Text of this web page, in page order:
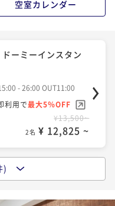
利用で
2名 ¥ 20,425 ~
空室カレンダー
ーミーインスタン
- 26:00 OUT11:00
利用で最大5％OFF
¥13,500~
2名 ¥ 12,825 ~
ーミーインスタン
)